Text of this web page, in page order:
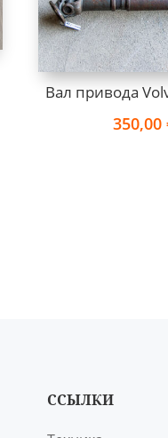
Вал привода
350,00
ССЫЛКИ